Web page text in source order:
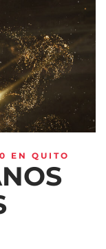
EN QUITO